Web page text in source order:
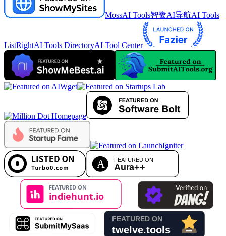
MossAI Tools智鹭AI导航AI Tools
ListRightAI Tools DirectoryAI Tool Center